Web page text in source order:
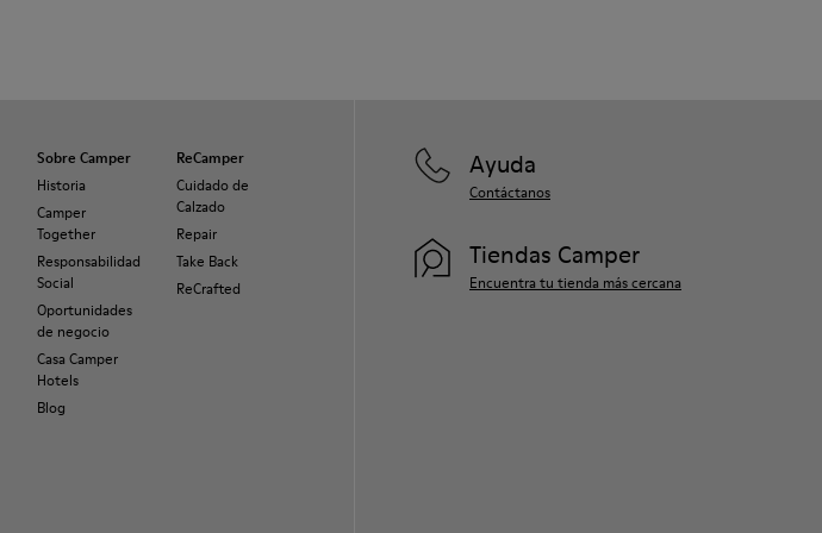
Sobre Camper
Historia
Camper
Together
Responsabilidad
Social
Oportunidades
de negocio
Casa Camper
Hotels
Blog
ReCamper
Cuidado de
Calzado
Repair
Take Back
ReCrafted
Ayuda
Contáctanos
Tiendas Camper
Encuentra tu tienda más cercana